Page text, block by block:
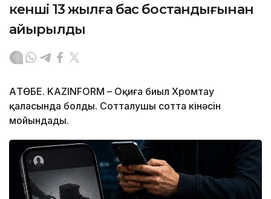
кенші 13 жылға бас бостандығынан
айырылды
АҚТӨБЕ. KAZINFORM – Оқиға биыл Хромтау
қаласында болды. Сотталушы сотта кінәсін
мойындады.